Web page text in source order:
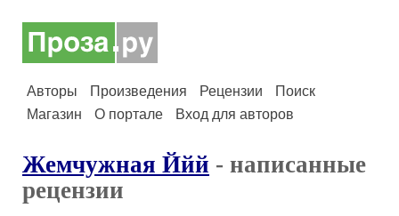
Авторы Произведения Рецензии
Поиск
Магазин
О портале Вход для авторов
Жемчужная Ййй - написанные
рецензии